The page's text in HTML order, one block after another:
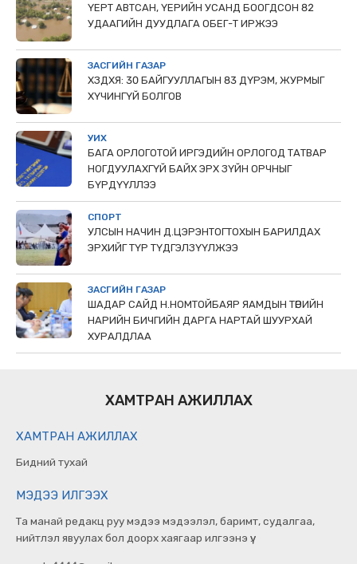
ҮЕРТ АВТСАН, ҮЕРИЙН УСАНД БООГДСОН 82
УДААГИЙН ДУУДЛАГА ОБЕГ-Т ИРЖЭЭ
ЗАСГИЙН ГАЗАР
ХЗДХЯ: 30 БАЙГУУЛЛАГЫН 83 ДҮРЭМ, ЖУРМЫГ
ХҮЧИНГҮЙ БОЛГОВ
УИХ
БАГА ОРЛОГОТОЙ ИРГЭДИЙН ОРЛОГОД ТАТВАР
НОГДУУЛАХГҮЙ БАЙХ ЭРХ ЗҮЙН ОРЧНЫГ
БҮРДҮҮЛЛЭЭ
СПОРТ
УЛСЫН НАЧИН Д.ЦЭРЭНТОГТОХЫН БАРИЛДАХ
ЭРХИЙГ ТҮР ТҮДГЭЛЗҮҮЛЖЭЭ
ЗАСГИЙН ГАЗАР
ШАДАР САЙД Н.НОМТОЙБАЯР ЯАМДЫН ТӨРИЙН
НАРИЙН БИЧГИЙН ДАРГА НАРТАЙ ШУУРХАЙ
ХУРАЛДЛАА
ХАМТРАН АЖИЛЛАХ
ХАМТРАН АЖИЛЛАХ
Бидний тухай
МЭДЭЭ ИЛГЭЭХ
Та манай редакц руу мэдээ мэдээлэл, баримт, судалгаа,
нийтлэл явуулах бол доорх хаягаар илгээнэ үү.